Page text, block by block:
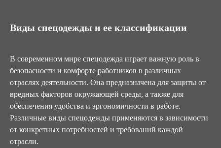
Виды спецодежды и ее классификации
В современном мире спецодежда играет важную роль в
безопасности и комфорте работников в различных
отраслях деятельности. Она предназначена для защиты от
вредных факторов окружающей среды, а также для
обеспечения удобства и эргономичности в работе.
Различные виды спецодежды применяются в зависимости
от конкретных потребностей и требований каждой
отрасли.